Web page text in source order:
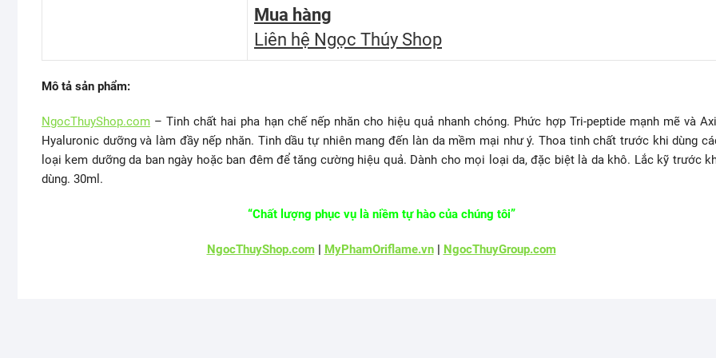
Mua hàng
Liên hệ Ngọc Thúy Shop
Mô tả sản phẩm:
NgocThuyShop.com – Tinh chất hai pha hạn chế nếp nhăn cho hiệu quả nhanh chóng. Phức hợp Tri-peptide mạnh mẽ và
Hyaluronic dưỡng và làm đầy nếp nhăn. Tinh dầu tự nhiên mang đến làn da mềm mại như ý. Thoa tinh chất trước khi dùng
loại kem dưỡng da ban ngày hoặc ban đêm để tăng cường hiệu quả. Dành cho mọi loại da, đặc biệt là da khô. Lắc kỹ trước
dùng. 30ml.
“Chất lượng phục vụ là niềm tự hào của chúng tôi”
NgocThuyShop.com| MyPhamOriflame.vn| NgocThuyGroup.com